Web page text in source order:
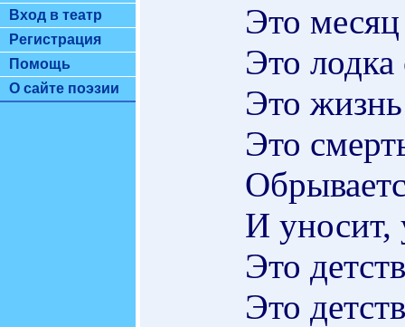
Вход в театр
Регистрация
Помощь
О сайте поэзии
Это
Это лодка
Это
Это
И
Это
Это